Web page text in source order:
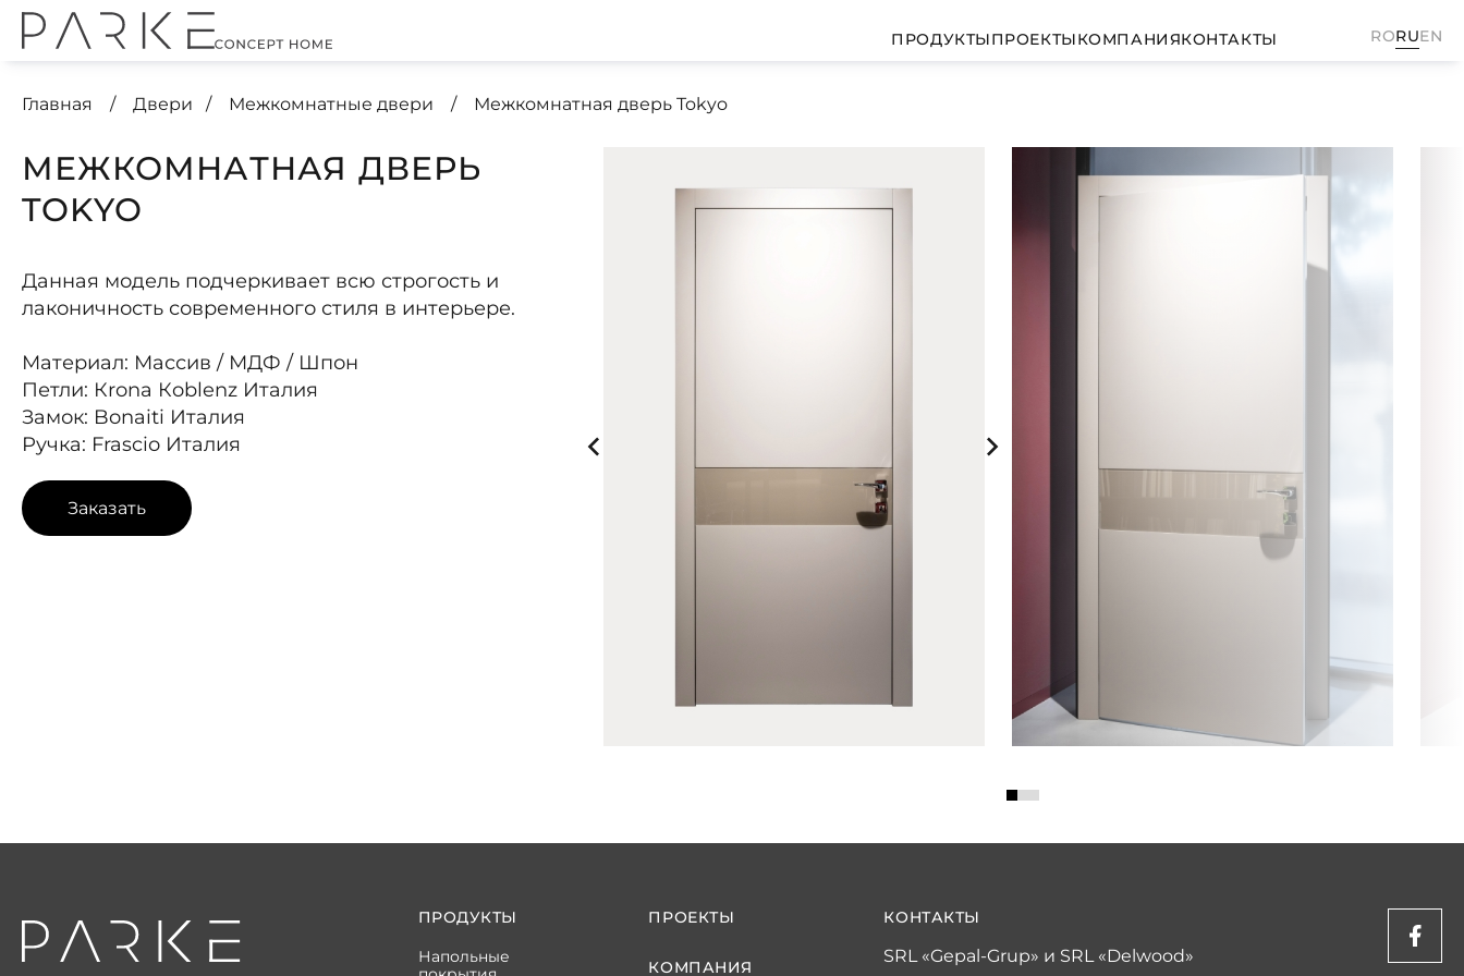
ПРОДУКТЫПРОЕКТЫКОМПАНИЯКОНТАКТЫ RORUEN
Главная Двери Межкомнатные двери Межкомнатная дверь Tokyo
МЕЖКОМНАТНАЯ ДВЕРЬ
TOKYO
Данная модель подчеркивает всю строгость и
лаконичность современного стиля в интерьере.
Материал: Массив / МДФ / Шпон
Петли: Кrona Кoblenz Италия
Замок: Bonaiti Италия
Ручка: Frascio Италия
Заказать
ПРОДУКТЫ
Напольные
ПРОЕКТЫ
КОМПАНИЯ
КОНТАКТЫ
SRL «Gepal-Grup» и SRL «Delwood»